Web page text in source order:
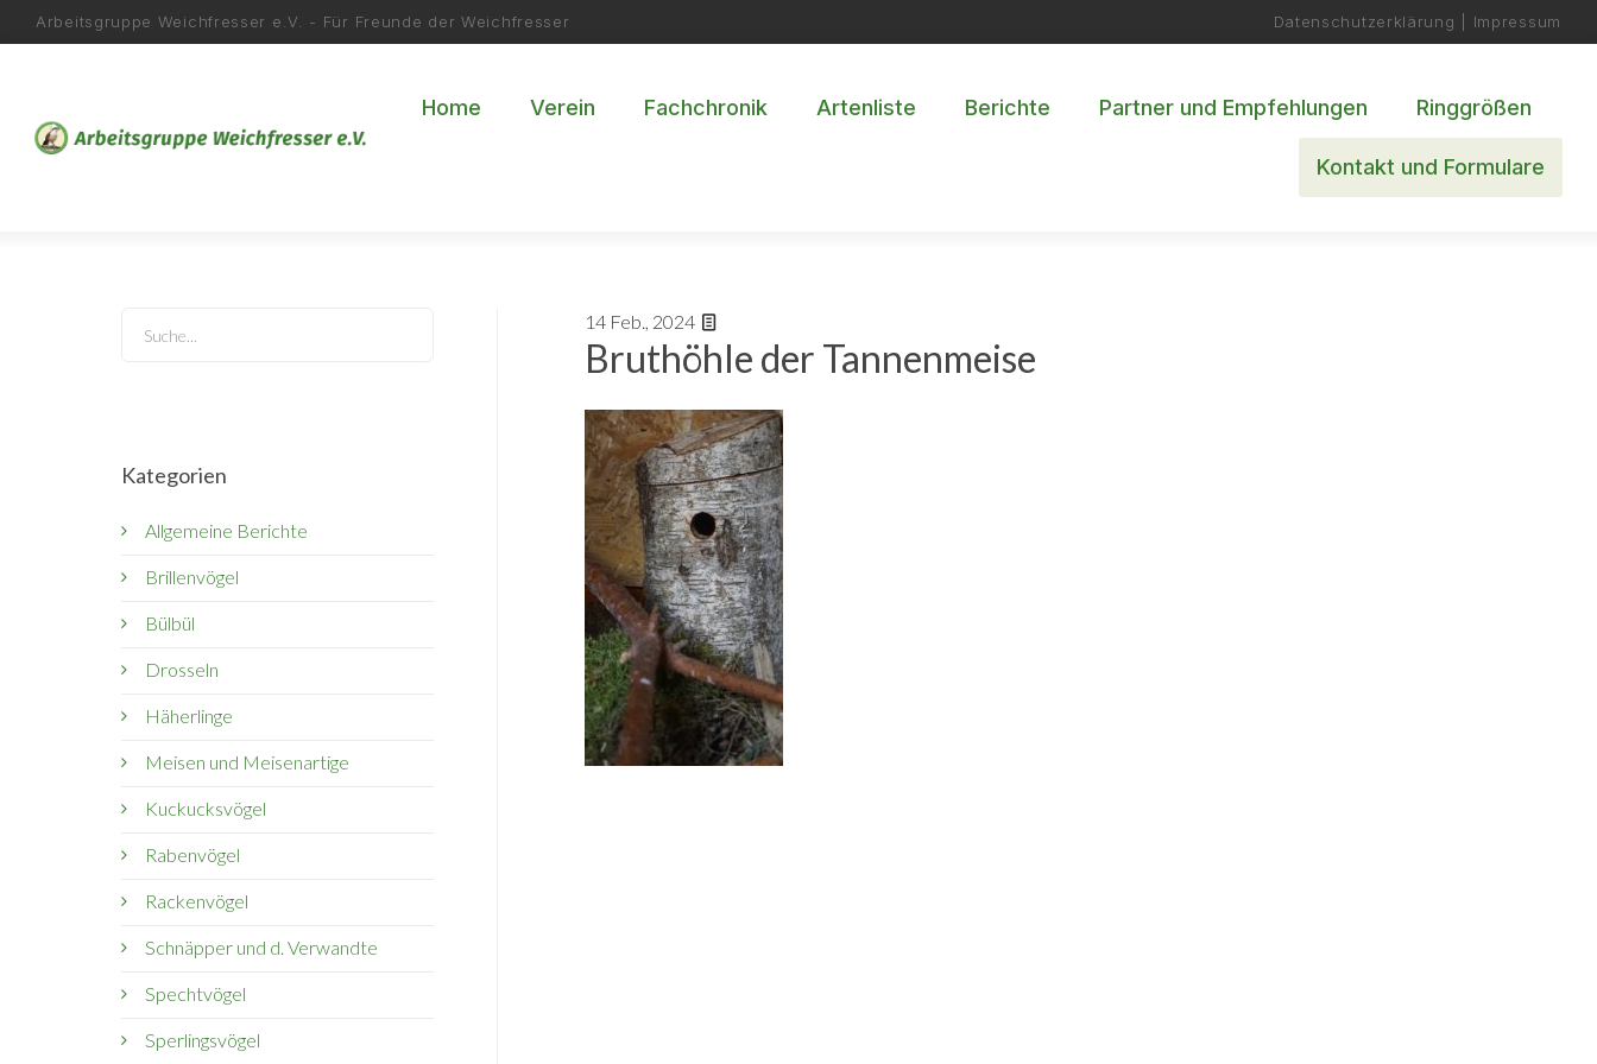
Arbeitsgruppe Weichfresser e.V. - Für Freunde der Weichfresser Datenschutzerklärung Impressum
Home Verein Fachchronik Artenliste Berichte Partner und Empfehlungen Ringgrößen
Kontakt und Formulare
14 Feb., 2024
Bruthöhle der Tannenmeise
Kategorien
Allgemeine Berichte
Brillenvögel
Bülbül
Drosseln
Häherlinge
Meisen und Meisenartige
Kuckucksvögel
Rabenvögel
Rackenvögel
Schnäpper und d. Verwandte
Spechtvögel
Sperlingsvögel